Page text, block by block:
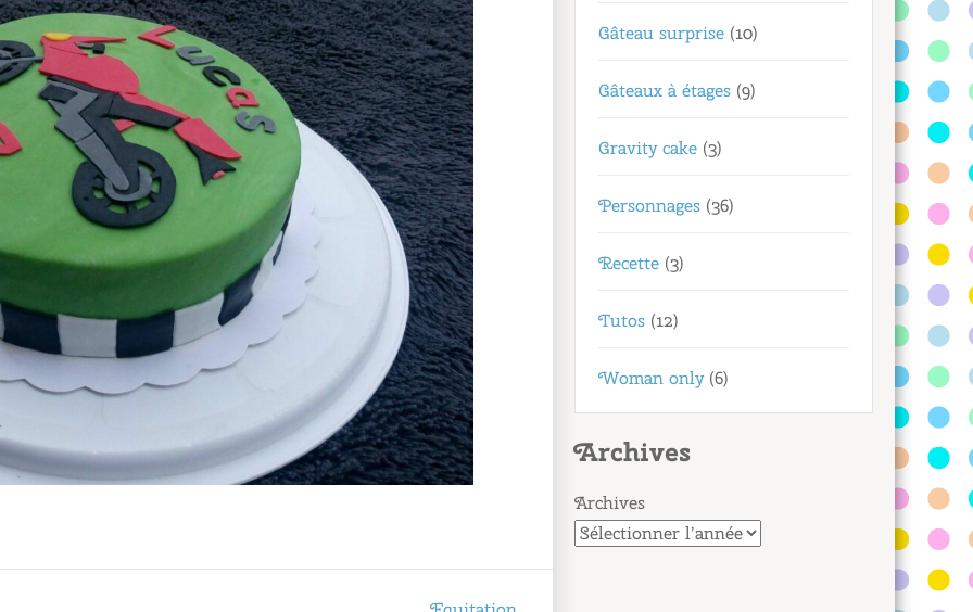
Gâteau surprise (10)
Gâteaux à étages (9)
Gravity cake (3)
Personnages (36)
Recette (3)
Tutos (12)
Woman only(6)
Archives
Archives